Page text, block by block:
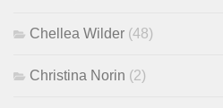
Chellea Wilder (48)
Christina Norin (2)